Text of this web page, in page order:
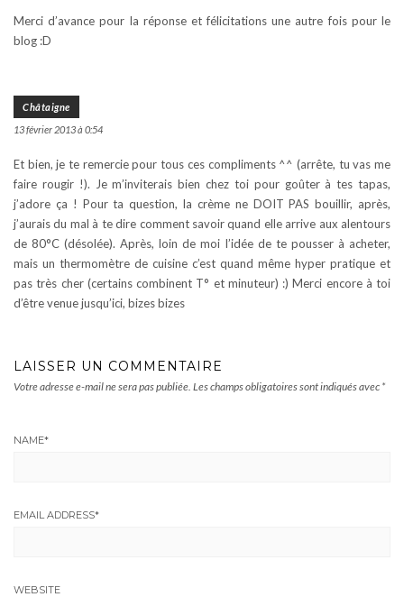
Merci d’avance pour la réponse et félicitations une autre fois pour le
blog :D
Châtaigne
13 février 2013 à 0:54
Et bien, je te remercie pour tous ces compliments ^^ (arrête, tu vas me
faire rougir !). Je m’inviterais bien chez toi pour goûter à tes tapas,
j’adore ça ! Pour ta question, la crème ne DOIT PAS bouillir, après,
j’aurais du mal à te dire comment savoir quand elle arrive aux alentours
de 80°C (désolée). Après, loin de moi l’idée de te pousser à acheter,
mais un thermomètre de cuisine c’est quand même hyper pratique et
pas très cher (certains combinent T° et minuteur) :) Merci encore à toi
d’être venue jusqu’ici, bizes bizes
LAISSER UN COMMENTAIRE
Votre adresse e-mail ne sera pas publiée. Les champs obligatoires sont indiqués avec *
NAME*
EMAIL ADDRESS*
WEBSITE